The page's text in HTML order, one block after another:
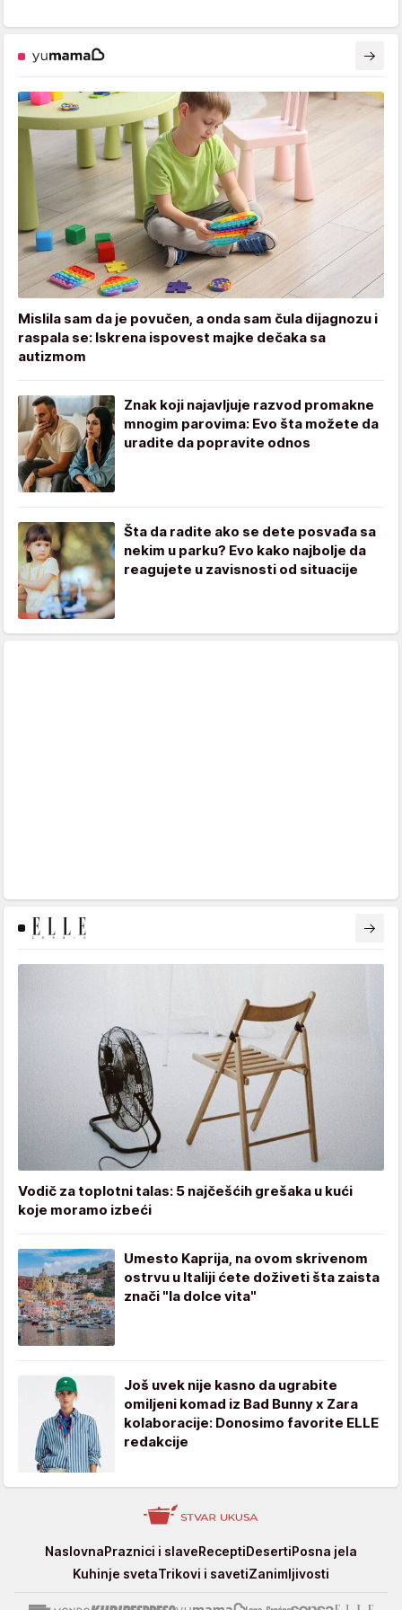
Mislila sam da je povučen, a onda sam čula dijagnozu i
raspala se: Iskrena ispovest majke dečaka sa
autizmom
Znak koji najavljuje razvod promakne
mnogim parovima: Evo šta možete da
uradite da popravite odnos
Šta da radite ako se dete posvađa sa
nekim u parku? Evo kako najbolje da
reagujete u zavisnosti od situacije
Vodič za toplotni talas: 5 najčešćih grešaka u kući
koje moramo izbeći
Umesto Kaprija, na ovom skrivenom
ostrvu u Italiji ćete doživeti šta zaista
znači "la dolce vita"
Još uvek nije kasno da ugrabite
omiljeni komad iz Bad Bunny x Zara
kolaboracije: Donosimo favorite ELLE
redakcije
StvarNaslovnaPraznici i slaveReceptiDesertiPosna jela
Kuhinje svetaTrikovi i savetiZanimljivosti